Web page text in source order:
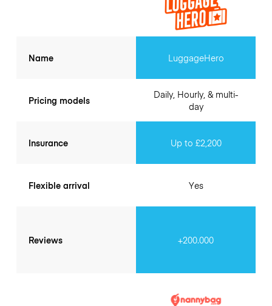
Name
Pricing models
Insurance
Flexible arrival
Reviews
LuggageHero
Daily, Hourly, & multi-
day
Up to £2,200
Yes
+200.000